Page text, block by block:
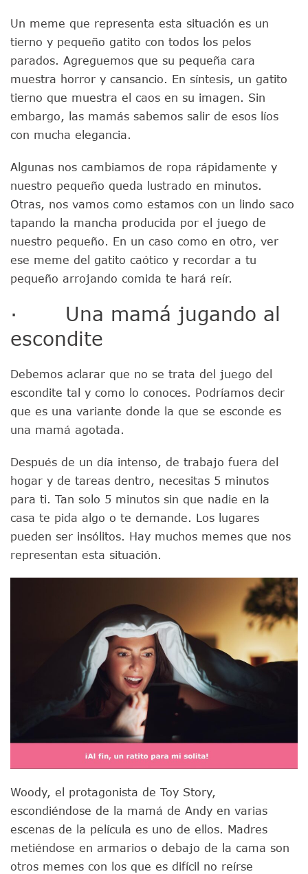
Un meme que representa esta situación es un
tierno y pequeño gatito con todos los pelos
parados. Agreguemos que su pequeña cara
muestra horror y cansancio. En síntesis, un gatito
tierno que muestra el caos en su imagen. Sin
embargo, las mamás sabemos salir de esos líos
con mucha elegancia.
Algunas nos cambiamos de ropa rápidamente y
nuestro pequeño queda lustrado en minutos.
Otras, nos vamos como estamos con un lindo saco
tapando la mancha producida por el juego de
nuestro pequeño. En un caso como en otro, ver
ese meme del gatito caótico y recordar a tu
pequeño arrojando comida te hará reír.
· Una mamá jugando al
escondite
Debemos aclarar que no se trata del juego del
escondite tal y como lo conoces. Podríamos decir
que es una variante donde la que se esconde es
una mamá agotada.
Después de un día intenso, de trabajo fuera del
hogar y de tareas dentro, necesitas 5 minutos
para ti. Tan solo 5 minutos sin que nadie en la
casa te pida algo o te demande. Los lugares
pueden ser insólitos. Hay muchos memes que nos
representan esta situación.
Woody, el protagonista de Toy Story,
escondiéndose de la mamá de Andy en varias
escenas de la película es uno de ellos. Madres
metiéndose en armarios o debajo de la cama son
otros memes con los que es difícil no reírse